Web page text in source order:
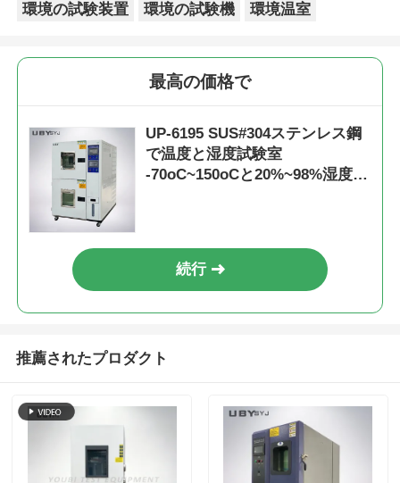
環境の試験装置
環境の試験機 環境温室
最高の価格で
UP-6195 SUS#304ステンレス鋼
で温度と湿度試験室
-70oC~150oCと20%~98%湿度制
続行
推薦されたプロダクト